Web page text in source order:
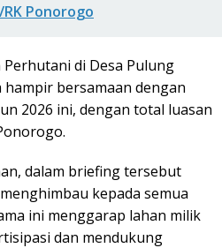
Ponorogo
di Desa Pulung
bersamaan dengan
2026 ini, dengan total luasan
dalam briefing tersebut
kepada semua
ini menggarap lahan milik
dan mendukung